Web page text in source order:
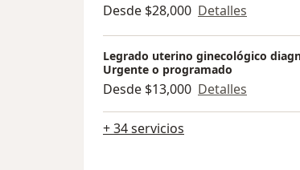
Desde $28,000 Detalles
Legrado uterino ginecológico
Urgente o programado
Desde $13,000 Detalles
+ 34 servicios